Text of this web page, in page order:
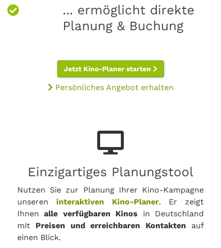
... ermöglicht direkte
Planung & Buchung
Jetzt Kino-Planer starten
Persönliches Angebot erhalten
Einzigartiges Planungstool
Nutzen Sie zur Planung Ihrer Kino-Kampagne
unseren interaktiven Kino-Planer. Er zeigt
Ihnenalle verfügbaren Kinos in Deutschland
mit Preisen und erreichbaren Kontakten auf
einen Blick.